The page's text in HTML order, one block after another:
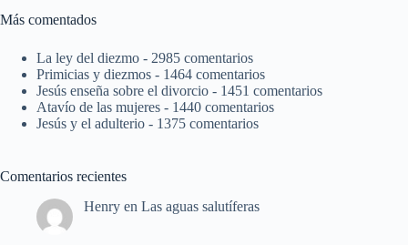
Más comentados
La ley del diezmo - 2985 comentarios
Primicias y diezmos - 1464 comentarios
Jesús enseña sobre el divorcio - 1451 comentarios
Atavío de las mujeres - 1440 comentarios
Jesús y el adulterio - 1375 comentarios
Comentarios recientes
Henry en Las aguas salutíferas